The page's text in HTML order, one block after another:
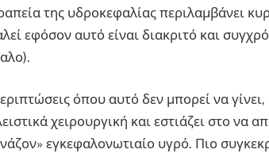
της υδροκεφαλίας περιλαμβάνει
εφόσον αυτό είναι διακριτό και
όπου αυτό δεν μπορεί να
χειρουργική και εστιάζει στο να
εγκεφαλονωτιαίο υγρό. Πιο